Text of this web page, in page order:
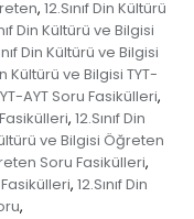
, 12.Sınıf Din Kültürü
Din Kültürü ve Bilgisi
Din Kültürü ve Bilgisi
Kültürü ve Bilgisi TYT-
AYT Soru Fasikülleri,
, 12.Sınıf Din
ve Bilgisi Öğreten
Soru Fasikülleri,
, 12.Sınıf Din
,